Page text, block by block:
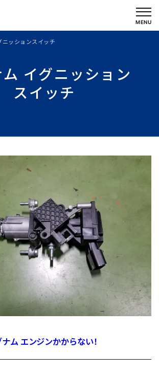
MENU
イグニッション
スイッチ
ニッションスイッチ
ム エンジンかからない！